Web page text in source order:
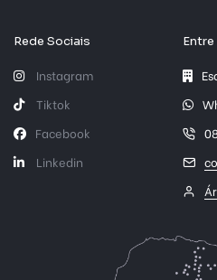
Rede Sociais
Instagram
Tiktok
Facebook
Linkedin